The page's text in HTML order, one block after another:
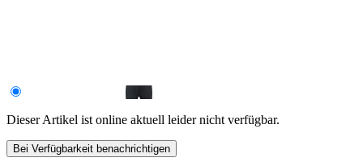
Dieser Artikel ist online aktuell leider nicht verfügbar.
Bei Verfügbarkeit benachrichtigen